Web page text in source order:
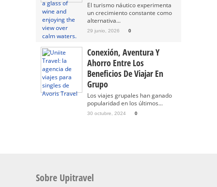
El turismo náutico experimenta
un crecimiento constante como
alternativa...
29 junio, 2026 0
Conexión, Aventura Y
Ahorro Entre Los
Beneficios De Viajar En
Grupo
Los viajes grupales han ganado
popularidad en los últimos...
30 octubre, 2024 0
Sobre Upitravel